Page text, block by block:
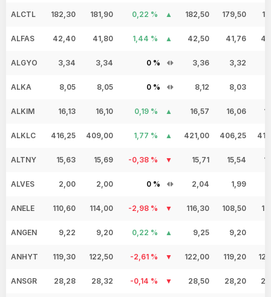
ALCTL 182,30 181,90 0,22 % 182,50 179,50
ALFAS 42,40 41,80 1,44 % 42,50 41,76
ALGYO 3,34 3,34 0 % 3,36 3,32
ALKA 8,05 8,05 0 % 8,12 8,03
ALKIM 16,13 16,10 0,19 % 16,57 16,06
ALKLC 416,25 409,00 1,77 % 421,00 406,25
ALTNY 15,63 15,69 -0,38 % 15,71 15,54
ALVES 2,00 2,00 0 % 2,04 1,99
ANELE 110,60 114,00 -2,98 % 116,30 108,50
ANGEN 9,22 9,20 0,22 % 9,25 9,20
ANHYT 119,30 122,50 -2,61 % 122,00 119,20
ANSGR 28,28 28,32 -0,14 % 28,50 28,20